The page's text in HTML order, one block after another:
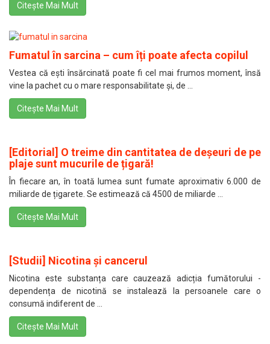
Citește Mai Mult
Fumatul în sarcina – cum îți poate afecta copilul
Vestea că ești însărcinată poate fi cel mai frumos moment, însă
vine la pachet cu o mare responsabilitate și, de ...
Citește Mai Mult
[Editorial] O treime din cantitatea de deșeuri de pe
plaje sunt mucurile de țigară!
În fiecare an, în toată lumea sunt fumate aproximativ 6.000 de
miliarde de țigarete. Se estimează că 4500 de miliarde ...
Citește Mai Mult
[Studii] Nicotina și cancerul
Nicotina este substanța care cauzează adicția fumătorului -
dependența de nicotină se instalează la persoanele care o
consumă indiferent de ...
Citește Mai Mult